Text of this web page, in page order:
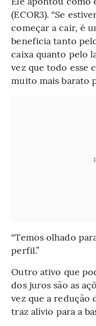
(ECOR3). “Se
começar a cair, é
beneficia tanto
caixa quanto pelo
vez que todo esse
muito mais barato
“Temos olhado
perfil.”
Outro ativo que
dos juros são as
vez que a redução
traz alívio para a